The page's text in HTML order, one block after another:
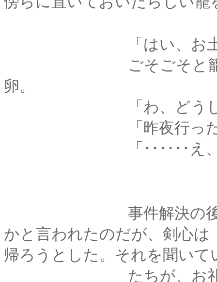
「はい、お土
ごそごそと籠の中か
卵。
「わ、どうした
「昨夜行った店の人
「･･････え、強盗
事件解決の後、もう
かと言われたのだが、剣心
帰ろうとした。それを聞いて
たちが、お礼です、